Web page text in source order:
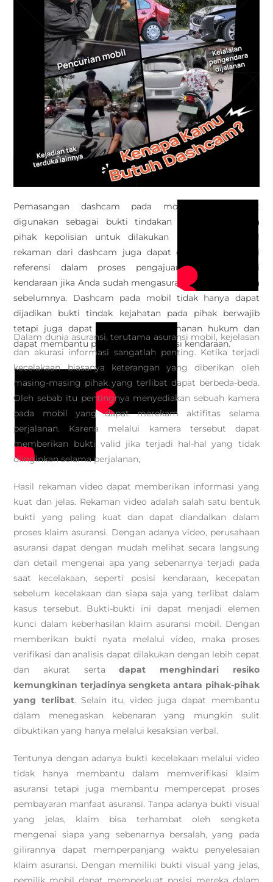
Pemasangan dashcam pada mobil selain dapat
digunakan sebagai bukti tindakan pencurian kepada
pihak kepolisian untuk dilakukan penyelidikan, hasil
rekaman dari dashcam juga dapat digunakan sebagai
referensi dalam proses pengajuan klaim asuransi
kendaraan jika Anda sudah mengasuransikan mobil Anda
sebelumnya. Dashcam pada mobil tidak hanya dapat
dijadikan bukti tindak kejahatan pada pihak berwajib
tetapi juga dapat memberikan keamanan hukum dan
dapat membantu proses klaim asuransi kendaraan.
Dalam dunia asuransi, terutama asuransi mobil, kejelasan
dan akurasi informasi sangatlah penting. Ketika terjadi
kecelakaan biasanya keterangan yang diberikan oleh
masing-masing pihak yang terlibat dapat berbeda-beda.
Oleh sebab itu pentingnya menyediakan sebuah kamera
pada mobil yang dapat merekam aktifitas selama
perjalanan. Karena melalui kamera tersebut dapat
memberikan bukti valid jika terjadi hal-hal yang tidak
diinginkan selama perjalanan,
Hasil rekaman video dapat memberikan informasi yang
kuat dan jelas. Rekaman video adalah salah satu bentuk
bukti yang paling kuat dan dapat diandalkan dalam
proses klaim asuransi. Dengan adanya video, perusahaan
asuransi dapat dengan mudah melihat secara langsung
dan detail mengenai apa yang sebenarnya terjadi pada
saat kecelakaan, seperti posisi kendaraan, kecepatan
sebelum kecelakaan dan siapa saja yang terlibat dalam
kasus tersebut. Bukti-bukti ini dapat menjadi elemen
kunci dalam keberhasilan klaim asuransi mobil. Dengan
memberikan bukti nyata melalui video, maka proses
verifikasi dan analisis dapat dilakukan dengan lebih cepat
dan akurat sertadapat menghindari resiko
kemungkinan terjadinya sengketa antara pihak-pihak
yang terlibat. Selain itu, video juga dapat membantu
dalam menegaskan kebenaran yang mungkin sulit
dibuktikan yang hanya melalui kesaksian verbal.
Tentunya dengan adanya bukti kecelakaan melalui video
tidak hanya membantu dalam memverifikasi klaim
asuransi tetapi juga membantu mempercepat proses
pembayaran manfaat asuransi. Tanpa adanya bukti visual
yang jelas, klaim bisa terhambat oleh sengketa
mengenai siapa yang sebenarnya bersalah, yang pada
gilirannya dapat memperpanjang waktu penyelesaian
klaim asuransi. Dengan memiliki bukti visual yang jelas,